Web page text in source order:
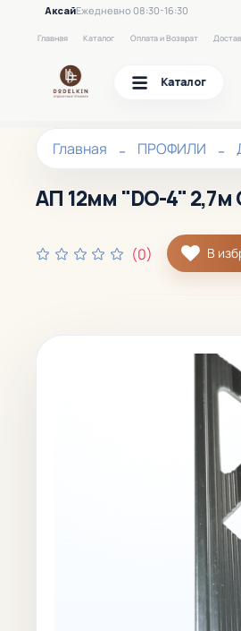
АксайЕжедневно 08:30-16:30
Главная Каталог Оплата и Возврат
Каталог
Главная ПРОФИЛИ
АП 12мм "DO-4"
(0) В